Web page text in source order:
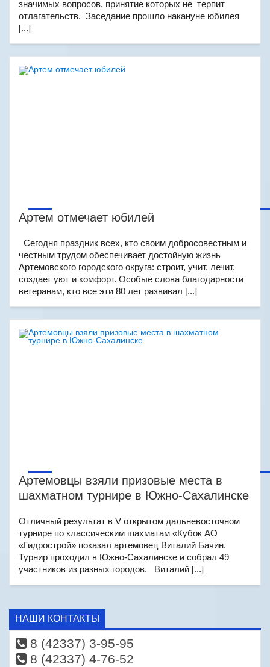
значимых вопросов, принятие которых не терпит
отлагательств. Заседание прошло накануне юбилея
[...]
Артем отмечает юбилей
Сегодня праздник всех, кто своим добросовестным и
честным трудом обеспечивает достойную жизнь
Артемовского городского округа: строит, учит, лечит,
создает уют и комфорт. Особые слова благодарности
ветеранам, кто все эти 80 лет развивал [...]
Артемовцы взяли призовые места в
шахматном турнире в Южно-Сахалинске
Отличный результат в V открытом дальневосточном
турнире по классическим шахматам «Кубок АО
«Гидрострой» показал артемовец Виталий Бачин.
Турнир проходил в Южно-Сахалинске и собрал 49
участников из разных городов. Виталий [...]
НАШИ КОНТАКТЫ
8 (42337) 3-95-95
8 (42337) 4-76-52